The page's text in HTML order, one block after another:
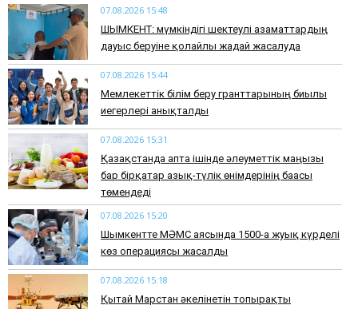
07.08.2026 15:48
ШЫМКЕНТ: мүмкіндігі шектеулі азаматтардың
дауыс беруіне қолайлы жағдай жасалуда
07.08.2026 15:44
Мемлекеттік білім беру гранттарының биылғы
иегерлері анықталды
07.08.2026 15:31
Қазақстанда апта ішінде әлеуметтік маңызы
бар бірқатар азық-түлік өнімдерінің бағасы
төмендеді
07.08.2026 15:20
Шымкентте МӘМС аясында 1500-ға жуық күрделі
көз операциясы жасалды
07.08.2026 15:18
Қытай Марстан әкелінетін топырақты